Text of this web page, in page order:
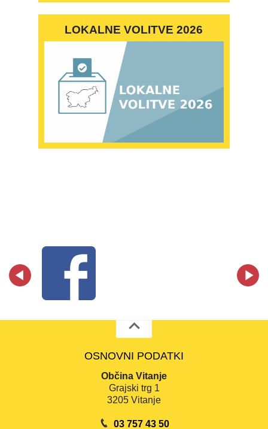
LOKALNE VOLITVE 2026
OSNOVNI PODATKI
Občina Vitanje
Grajski trg 1
3205 Vitanje
03 757 43 50